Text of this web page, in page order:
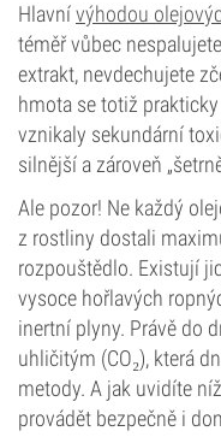
Hlavnívýhodou
téměř vůbec
extrakt, nevdechujete
hmota se totiž
vznikaly sekundární
silnější a zároveň
Ale pozor! Ne každý
z rostliny dostali
rozpouštědlo. Existují
vysoce hořlavých
inertní plyny. Právě do
uhličitým (CO₂), která
metody. A jak uvidíte
provádět bezpečně i